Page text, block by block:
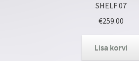
SHELF 07
€259.00
Lisa korvi